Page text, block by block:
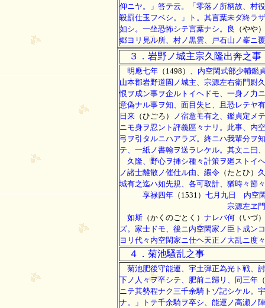
仰ニヤ。」答テ云。「零落ノ所柄故、村
殺罰仕玉フベシ。」ト。其言葉未ダ終ラ
如シ。一坐恐怖シテ言葉ナシ。良
（やや）
郷ヨリ見ル所、村ノ黒雲、戸石山ノ峯ニ
３．岩野ノ城主宗久隆出奔之事
明應七年 （1498）、 内空閑式部少輔鑑
山本郡岩野道園ノ城主、宗源左右衛門尉
恨ヲ成ン事ヲ企ルトイヘドモ、一身ノ力
意偽ナル事ヲ知、面目失ヒ、且恐レテヤ
日来 （ひごろ）
ノ宿意モ有之、鑑貞定メ
ニモ身ヲ忍ント評義區々ナリ。此事、内
弓ヲ引タルニハアラズ。終ニハ我輩分ヲ
テ、一紙ノ書翰ヲ送ラレケル。其文ニ曰、
久隆、野心ヲ挿シ種々計策ヲ廻ストイ
ノ諸士離散ノ催仕ル由、縀令 （たとひ）
城有之迄ハ如先規、各可取計、猶時々節
享禄四年 （1531） 七月九日 内空
宗源左ヱ門尉 殿
如斯 （かくのごとく） ナレバ何 （いづ）
ズ。家士ドモ、後ニ内空閑家ノ臣ト成ン
ヨリ代々内空閑家ニ仕ヘ天正ノ大乱ニ度
４．菊池騷乱之事
菊池肥後守能運、宇土弾正為光ト戦、
下ノ人々ヲ卒シテ、肥前ニ歸リ、同三年
ニテ其勢程ナク三千余騎トゾ記シケル。
ナ。」トテ千余騎ヲ卒シ、能運ノ高瀬ノ